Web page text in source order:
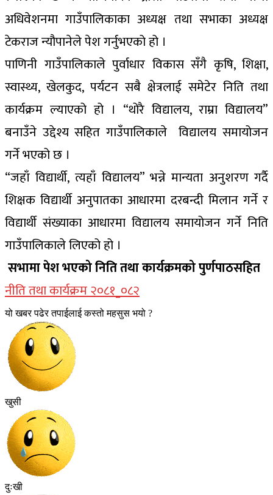
अधिवेशनमा गाउँपालिकाका अध्यक्ष तथा सभाका अध्यक्ष
टेकराज न्यौपानेले पेश गर्नुभएको हो ।
पाणिनी गाउँपालिकाले पुर्वाधार विकास सँगै कृषि, शिक्षा,
स्वास्थ्य, खेलकुद, पर्यटन सबै क्षेत्रलाई समेटेर निति तथा
कार्यक्रम ल्याएको हो । “थोरै विद्यालय, राम्रा विद्यालय”
बनाउँने उद्देश्य सहित गाउँपालिकाले विद्यालय समायोजन
गर्ने भएको छ ।
“जहाँ विद्यार्थी, त्यहाँ विद्यालय” भन्ने मान्यता अनुशरण गर्दै
शिक्षक विद्यार्थी अनुपातका आधारमा दरबन्दी मिलान गर्ने र
विद्यार्थी संख्याका आधारमा विद्यालय समायोजन गर्ने निति
गाउँपालिकाले लिएको हो ।
सभामा पेश भएको निति तथा कार्यक्रमको पुर्णपाठसहित
नीति तथा कार्यक्रम २०८१_०८२
यो खबर पढेर तपाईलाई कस्तो महसुस भयो ?
खुसी
दुःखी